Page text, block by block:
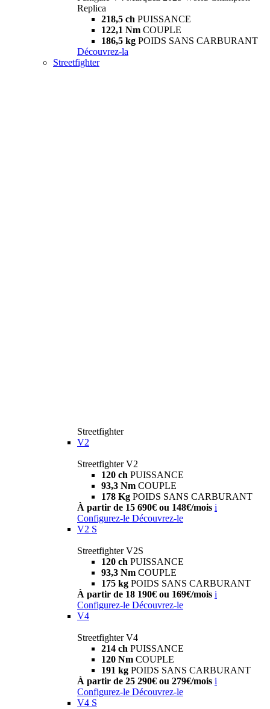
Replica
218,5 ch PUISSANCE
122,1 Nm COUPLE
186,5 kg POIDS SANS CARBURANT
Découvrez-la
Streetfighter
Streetfighter
V2
Streetfighter V2
120 ch PUISSANCE
93,3 Nm COUPLE
178 Kg POIDS SANS CARBURANT
À partir de 15 690€ ou 148€/mois i
Configurez-le Découvrez-le
V2 S
Streetfighter V2S
120 ch PUISSANCE
93,3 Nm COUPLE
175 kg POIDS SANS CARBURANT
À partir de 18 190€ ou 169€/mois i
Configurez-le Découvrez-le
V4
Streetfighter V4
214 ch PUISSANCE
120 Nm COUPLE
191 kg POIDS SANS CARBURANT
À partir de 25 290€ ou 279€/mois i
Configurez-le Découvrez-le
V4 S